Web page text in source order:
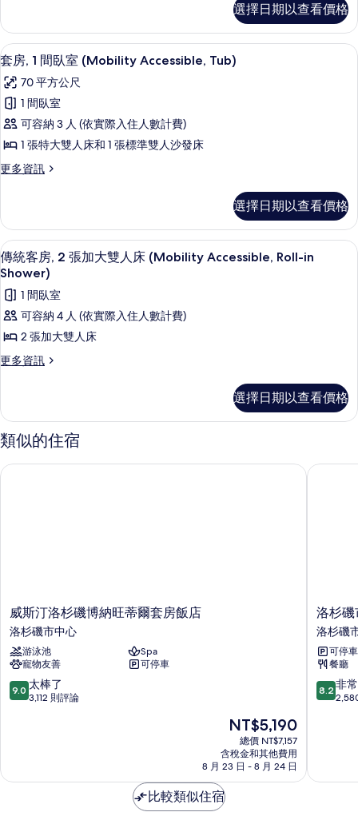
有
相
片
情
加
大
雙
人
床
(Mobility
Accessible,
Tub)
的
有
相
片
客
房,
2
加
大
人
床
Accessible,
情
選擇日期以查看價格
顯
示
套
房,
1
間
臥
Accessible,
Tub)
的
所
有
相
片
羽絨被、舒適加層、客房內保險箱、書
7
套房, 1 間臥室 (Mobility Accessible, Tub)
70 平方公尺
1 間臥室
可容納 3 人 (依實際入住人數計費)
1 張特大雙人床和 1 張標準雙人沙發床
更多資訊
更
1
間
臥
室
(Mobility
Accessible,
Tub)
詳
情
選擇日期以查看價格
顯
示
傳
統
客
房,
2
加
大
雙
人
的
所
有
相
片
羽絨被、舒適加層、客房內保險箱、書
3
傳統客房, 2 張加大雙人床 (Mobility Accessible, Roll-in
Shower)
1 間臥室
可容納 4 人 (依實際入住人數計費)
2 張加大雙人床
更多資訊
更
客
房,
2
加
Shower)
的
詳
選擇日期以查看價格
類似的住宿
威
斯
汀
洛
杉
磯
博
房
威斯汀洛杉磯博納旺蒂爾套房飯店
洛杉磯市中心
游泳池
Spa
寵物友善
可停車
9.0
分，
棒
9.0 太棒了
3,112 則評論
現
價
格
為
NT$5,190
總價 NT$7,157
含稅金和其他費用
8 月 23 日 - 8 月 24 日
威斯汀洛杉磯博納旺蒂爾套房飯店
洛
杉
磯
市
中
心
希
店
洛杉磯
洛杉磯
可停車
餐廳
8.2
分，
常
8.2 非
洛杉磯
比較類似住宿